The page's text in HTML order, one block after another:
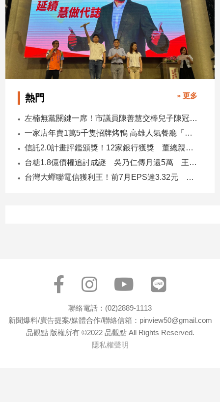
藝
術
文
影
遊
作
熱門 » 更多
左楠無黨關鍵一席！市議員陳善慧交棒兒子陳冠宇 一人參選 兩代服務
一家店年賣1萬5千隻招牌烤鴨 高雄人氣餐廳「鴨點棧」展新店
信託2.0計畫評鑑頒獎！12家銀行獲獎 董總親臨領獎
台糖1.8億債權追討成謎 吳乃仁傳月還5萬 王鴻薇轟：要還到379歲
台灣大蟬聯電信獲利王！前7月EPS達3.32元 中華電3.11、遠傳2.46元
聯絡電話：(02)2889-1113
新聞爆料/廣告提案/媒體合作/聯絡信箱：pinview50@gmail.com
品觀點 版權所有 ©2022 品觀點 All Rights Reserved.
隱私權聲明